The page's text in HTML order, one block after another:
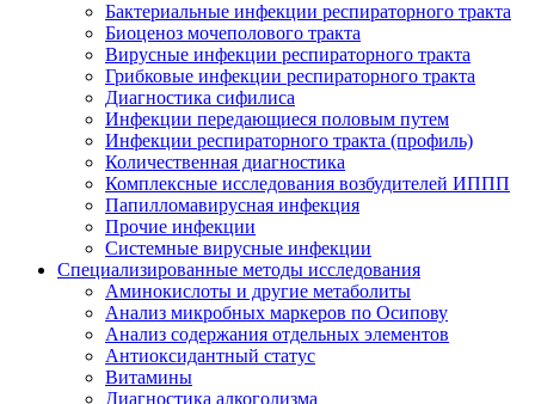
Бактериальные инфекции респираторного тракта
Биоценоз мочеполового тракта
Вирусные инфекции респираторного тракта
Грибковые инфекции респираторного тракта
Диагностика сифилиса
Инфекции передающиеся половым путем
Инфекции респираторного тракта (профиль)
Количественная диагностика
Комплексные исследования возбудителей ИППП
Папилломавирусная инфекция
Прочие инфекции
Системные вирусные инфекции
Специализированные методы исследования
Аминокислоты и другие метаболиты
Анализ микробных маркеров по Осипову
Анализ содержания отдельных элементов
Антиоксидантный статус
Витамины
Диагностика алкоголизма